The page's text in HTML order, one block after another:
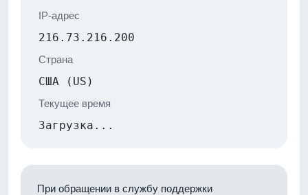
IP-адрес
216.73.216.200
Страна
США (US)
Текущее время
Загрузка...
При обращении в службу поддержки